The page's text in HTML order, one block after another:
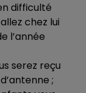
difficulté
chez lui
l’année
serez reçu
;